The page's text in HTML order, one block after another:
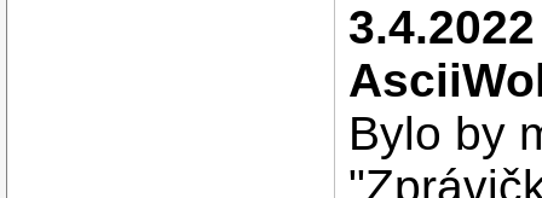
Bylo by